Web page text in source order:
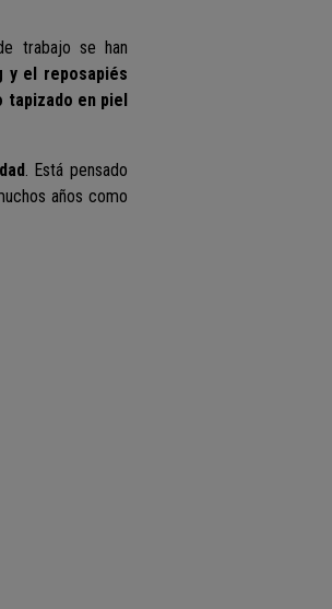
trabajo se han
y el reposapiés
tapizado en piel
. Está pensado
años como